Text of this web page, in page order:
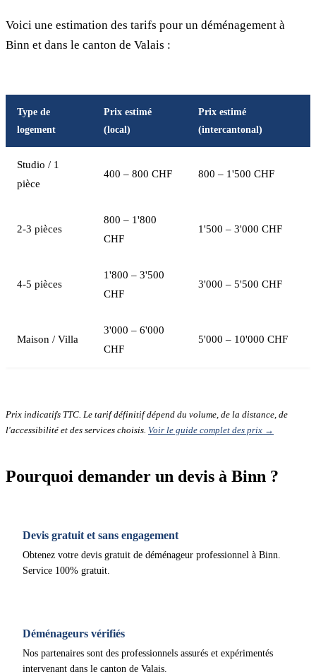
Voici une estimation des tarifs pour un déménagement à
Binn et dans le canton de Valais :
Type de
logement
Prix estimé
(local)
Prix estimé
(intercantonal)
Studio / 1
pièce
400 – 800 CHF 800 – 1'500 CHF
2-3 pièces
800 – 1'800
CHF
1'500 – 3'000 CHF
4-5 pièces
1'800 – 3'500
CHF
3'000 – 5'500 CHF
Maison / Villa
3'000 – 6'000
CHF
5'000 – 10'000 CHF
Prix indicatifs TTC. Le tarif définitif dépend du volume, de la distance, de
l'accessibilité et des services choisis. Voir le guide complet des prix →
Pourquoi demander un devis à Binn ?
Devis gratuit et sans engagement
Obtenez votre devis gratuit de déménageur professionnel à Binn.
Service 100% gratuit.
Déménageurs vérifiés
Nos partenaires sont des professionnels assurés et expérimentés
intervenant dans le canton de Valais.